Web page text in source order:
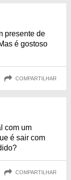
presente de
é gostoso
COMPARTILHAR
com um
é sair com
COMPARTILHAR